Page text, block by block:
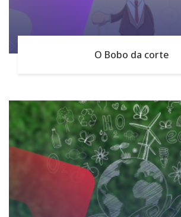
O Bobo da corte